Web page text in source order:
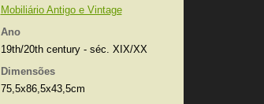
Mobiliário Antigo e Vintage
Ano
19th/20th century - séc. XIX/XX
Dimensões
75,5x86,5x43,5cm